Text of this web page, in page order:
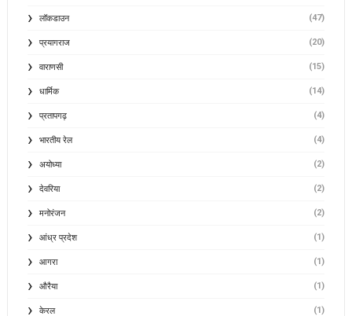
लॉकडाउन (47)
प्रयागराज (20)
वाराणसी (15)
धार्मिक (14)
प्रतापगढ़ (4)
भारतीय रेल (4)
अयोध्या (2)
देवरिया (2)
मनोरंजन (2)
आंध्र प्रदेश (1)
आगरा (1)
औरैया (1)
केरल (1)